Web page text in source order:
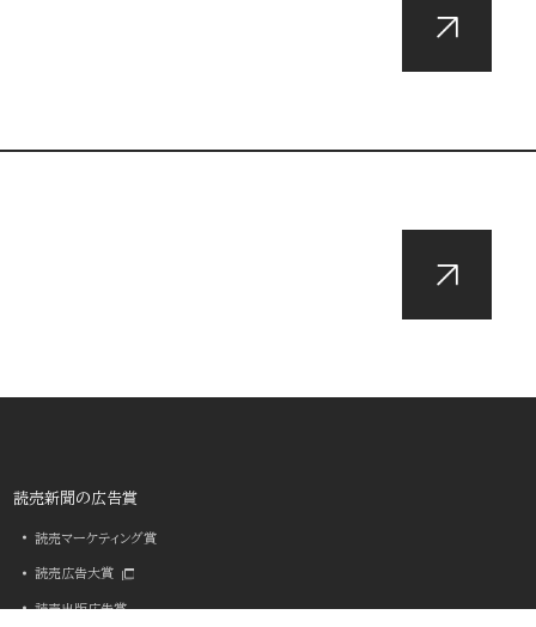
読売新聞の広告賞
読売マーケティング賞
読売広告大賞
読売出版広告賞